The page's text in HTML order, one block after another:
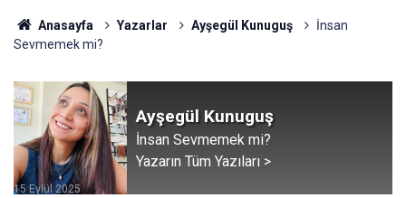
Anasayfa Yazarlar Ayşegül Kunuguş
İnsan
Sevmemek mi?
Ayşegül Kunuguş
İnsan Sevmemek mi?
Yazarın Tüm Yazıları >
15 Eylül 2025